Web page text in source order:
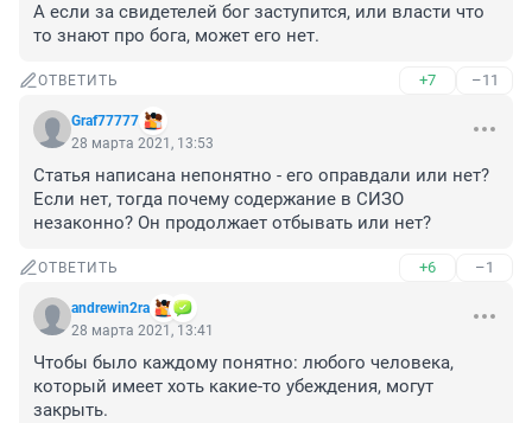
А если за свидетелей бог заступится, или власти что
то знают про бога, может его нет.
ОТВЕТИТЬ +7 –11
Graf77777
28 марта 2021, 13:53
Статья написана непонятно - его оправдали или нет?
Если нет, тогда почему содержание в СИЗО
незаконно? Он продолжает отбывать или нет?
ОТВЕТИТЬ +6 –1
andrewin2ra
28 марта 2021, 13:41
Чтобы было каждому понятно: любого человека,
который имеет хоть какие-то убеждения, могут
закрыть.